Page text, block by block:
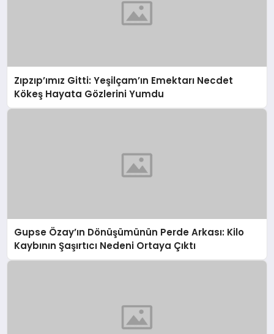
Zıpzıp’ımız Gitti: Yeşilçam’ın Emektarı Necdet
Kökeş Hayata Gözlerini Yumdu
Gupse Özay’ın Dönüşümünün Perde Arkası: Kilo
Kaybının Şaşırtıcı Nedeni Ortaya Çıktı